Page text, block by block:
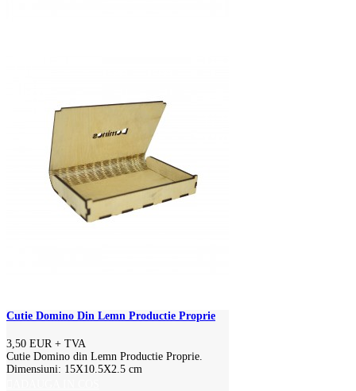
Cutie Domino Din Lemn Productie Proprie
3,50 EUR + TVA
Cutie Domino din Lemn Productie Proprie.
Dimensiuni: 15X10.5X2.5 cm